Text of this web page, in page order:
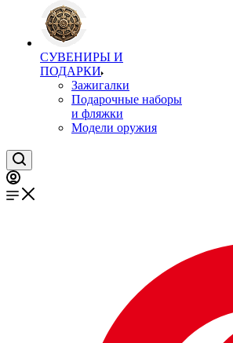
СУВЕНИРЫ И
ПОДАРКИ
Зажигалки
Подарочные наборы
и фляжки
Модели оружия